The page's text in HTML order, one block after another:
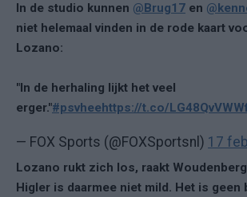
In de studio kunnen @Brug17 en
niet helemaal vinden in de rode kaart
Lozano:
"In de herhaling lijkt het veel
erger."#psvheehttps://t.co/
— FOX Sports (@FOXSportsnl) 17
Lozano rukt zich los, raakt
Higler is daarmee niet mild. Het is geen